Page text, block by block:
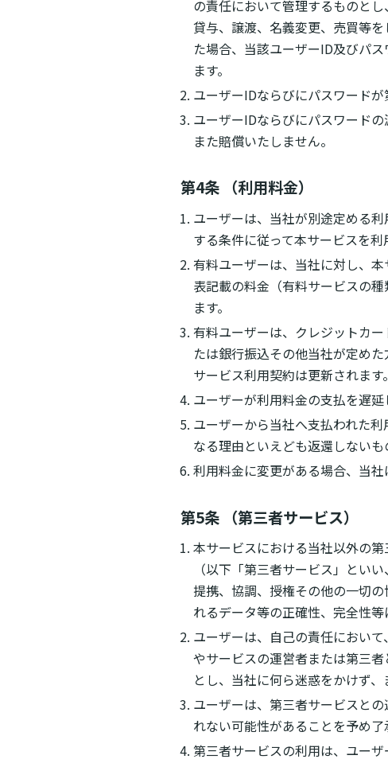
の責任において管理するものと
貸与、譲渡、名義変更、売買等
た場合、当該ユーザーID及びパ
ます。
ユーザーIDならびにパスワード
ユーザーIDならびにパスワード
また賠償いたしません。
第4条 （利用料金）
ユーザーは、当社が別途定める
する条件に従って本サービスを利
有料ユーザーは、当社に対し、
表記載の料金（有料サービスの
ます。
有料ユーザーは、クレジットカ
たは銀行振込その他当社が定め
サービス利用契約は更新されます。
ユーザーが利用料金の支払を遅
ユーザーから当社へ支払われた
なる理由といえども返還しないも
利用料金に変更がある場合、当社
第5条 （第三者サービス）
本サービスにおける当社以外の
（以下「第三者サービス」とい
提携、協調、授権その他の一切
れるデータ等の正確性、完全性
ユーザーは、自己の責任におい
やサービスの運営者または第三
とし、当社に何ら迷惑をかけず
ユーザーは、第三者サービスと
れない可能性があることを予め了
第三者サービスの利用は、ユー